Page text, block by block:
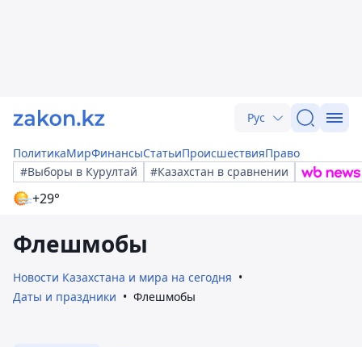
Рус
ПолитикаМирФинансыСтатьиПроисшествияПраво
#Выборы в Курултай
#Казахстан в сравнении
+29°
Флешмобы
Новости Казахстана и мира на сегодня
Даты и праздники
Флешмобы